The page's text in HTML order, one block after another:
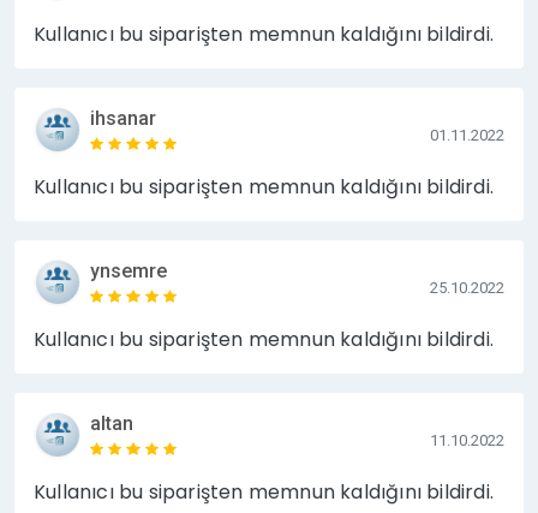
Kullanıcı bu siparişten memnun kaldığını bildirdi.
ihsanar
01.11.2022
Kullanıcı bu siparişten memnun kaldığını bildirdi.
ynsemre
25.10.2022
Kullanıcı bu siparişten memnun kaldığını bildirdi.
altan
11.10.2022
Kullanıcı bu siparişten memnun kaldığını bildirdi.